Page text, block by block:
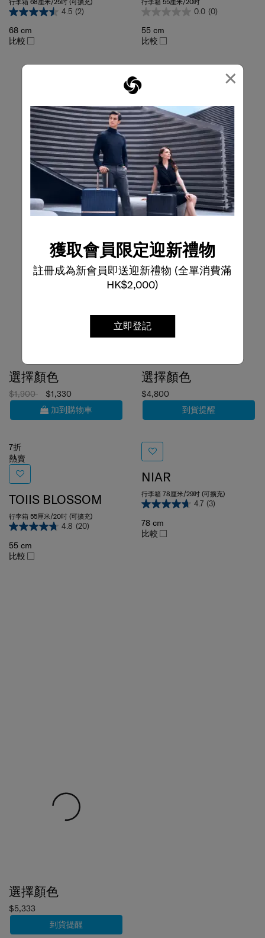
×
獲取會員限定迎新禮物
註冊成為新會員即送迎新禮物 (全單消費滿
HK$2,000)
立即登記
68 cm
比較
55 cm
比較
選擇顏色
$1,900
$1,330
加到購物車
熱賣
TOIIS BLOSSOM
行李箱 55厘米/20吋 (可擴充)
4.8 (20)
55 cm
比較
選擇顏色
$4,800
到貨提醒
NIAR
行李箱 78厘米/29吋 (可擴充)
4.7 (3)
78 cm
比較
$5,333
到貨提醒